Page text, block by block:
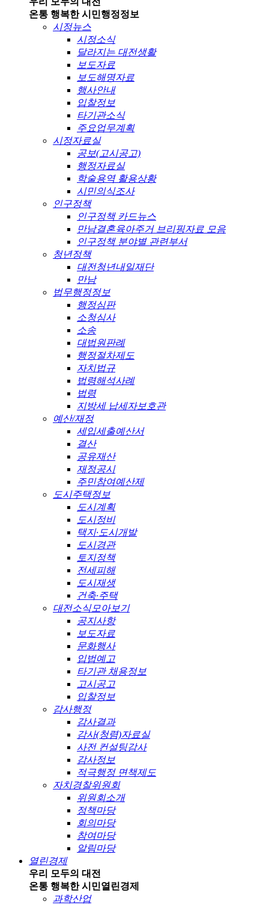
온통 행복한 시민행정정보
시정뉴스
시정소식
달라지는 대전생활
보도자료
보도해명자료
행사안내
입찰정보
타기관소식
주요업무계획
시정자료실
공보(고시공고)
행정자료실
학술용역 활용상황
시민의식조사
인구정책
인구정책 카드뉴스
만남결혼육아주거 브리핑자료 모음
인구정책 분야별 관련부서
청년정책
대전청년내일재단
만남
법무행정정보
행정심판
소청심사
소송
대법원판례
행정절차제도
자치법규
법령해석사례
법령
지방세 납세자보호관
예산/재정
세입세출예산서
결산
공유재산
재정공시
주민참여예산제
도시주택정보
도시계획
도시정비
택지·도시개발
도시경관
토지정책
전세피해
도시재생
건축·주택
대전소식모아보기
공지사항
보도자료
문화행사
입법예고
타기관 채용정보
고시공고
입찰정보
감사행정
감사결과
감사(청렴)자료실
사전 컨설팅감사
감사정보
적극행정 면책제도
자치경찰위원회
위원회소개
정책마당
회의마당
참여마당
알림마당
열린경제
우리 모두의 대전
온통 행복한 시민열린경제
과학산업